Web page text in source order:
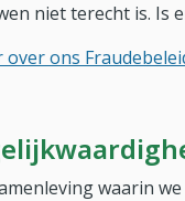
niet terecht is. Is
ons
waarin